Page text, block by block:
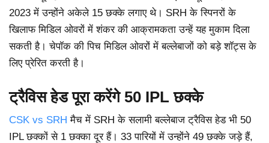
2023 में उन्होंने अकेले 15 छक्के लगाए थे। SRH के स्पिनरों के
खिलाफ मिडिल ओवरों में शंकर की आक्रामकता उन्हें यह मुकाम दिला
सकती है। चेपॉक की पिच मिडिल ओवरों में बल्लेबाजों को बड़े शॉट्स के
लिए प्रेरित करती है।
ट्रैविस हेड पूरा करेंगे 50 IPL छक्के
CSK vs SRH मैच में SRH के सलामी बल्लेबाज ट्रैविस हेड भी 50
IPL छक्कों से 1 छक्का दूर हैं। 33 पारियों में उन्होंने 49 छक्के जड़े हैं,